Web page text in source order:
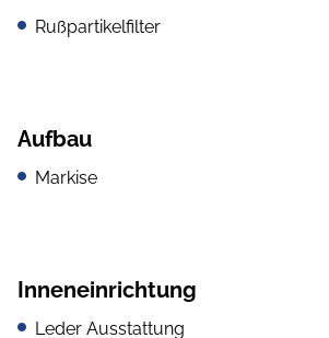
Rußpartikelfilter
Aufbau
Markise
Inneneinrichtung
Leder Ausstattung